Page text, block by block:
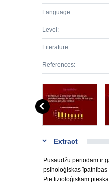
Language:
Level:
Literature:
References:
Extract
Pusaudžu periodam ir
psiholoģiskas īpatnības
Pie fizioloģiskām